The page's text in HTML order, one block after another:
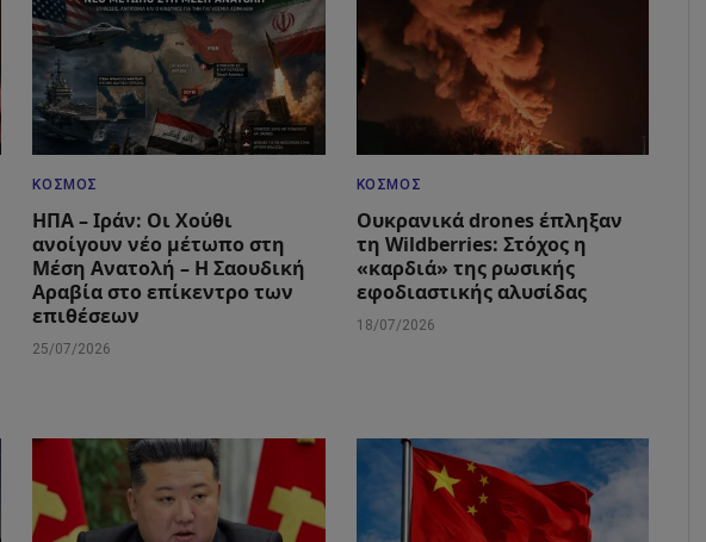
ΚΌΣΜΟΣ
ΗΠΑ – Ιράν: Οι Χούθι
ανοίγουν νέο μέτωπο στη
Μέση Ανατολή – Η Σαουδική
Αραβία στο επίκεντρο των
επιθέσεων
25/07/2026
ΚΌΣΜΟΣ
Ουκρανικά drones έπληξαν
τη Wildberries: Στόχος η
«καρδιά» της ρωσικής
εφοδιαστικής αλυσίδας
18/07/2026